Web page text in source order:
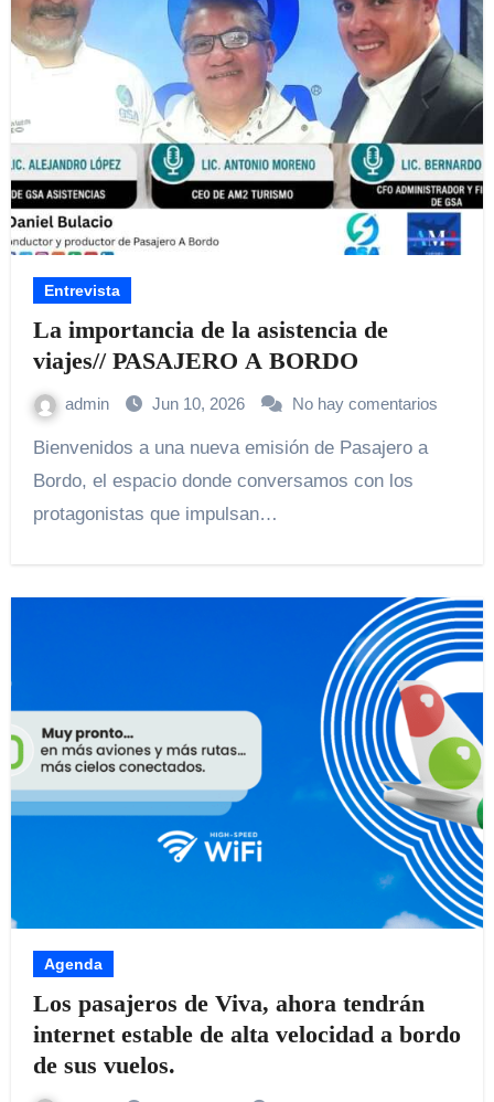
Entrevista
La importancia de la asistencia de
viajes// PASAJERO A BORDO
admin Jun 10, 2026 No hay comentarios
Bienvenidos a una nueva emisión de Pasajero a
Bordo, el espacio donde conversamos con los
protagonistas que impulsan…
Agenda
Los pasajeros de Viva, ahora tendrán
internet estable de alta velocidad a bordo
de sus vuelos.